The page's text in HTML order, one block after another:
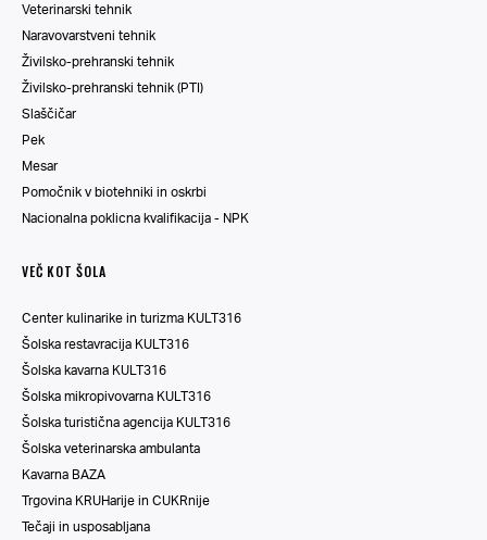
Veterinarski tehnik
Naravovarstveni tehnik
Živilsko-prehranski tehnik
Živilsko-prehranski tehnik (PTI)
Slaščičar
Pek
Mesar
Pomočnik v biotehniki in oskrbi
Nacionalna poklicna kvalifikacija - NPK
VEČ KOT ŠOLA
Center kulinarike in turizma KULT316
Šolska restavracija KULT316
Šolska kavarna KULT316
Šolska mikropivovarna KULT316
Šolska turistična agencija KULT316
Šolska veterinarska ambulanta
Kavarna BAZA
Trgovina KRUHarije in CUKRnije
Tečaji in usposabljana